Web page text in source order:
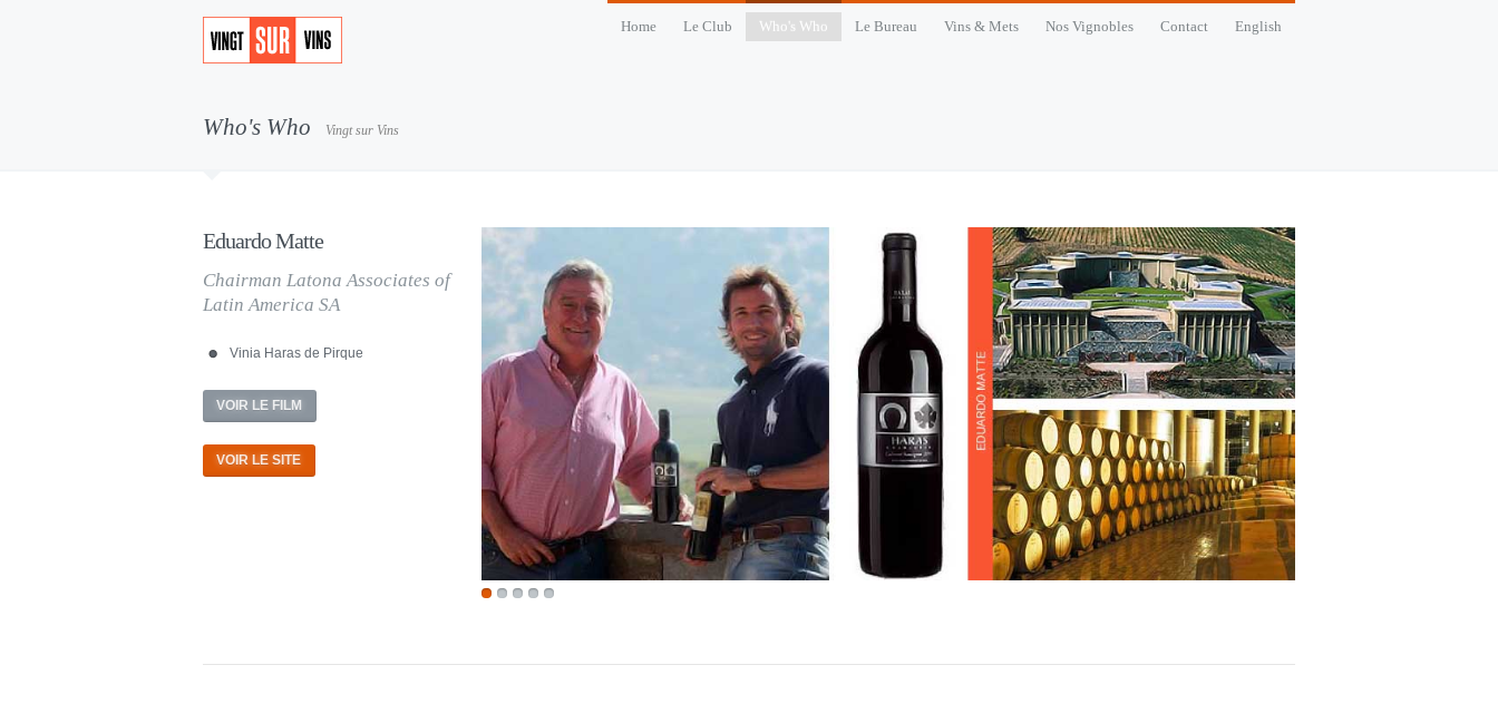
Home Le Club Who's Who Le Bureau Vins & Mets Nos Vignobles Contact English
Who's Who Vingt sur Vins
Eduardo Matte
Chairman Latona Associates of
Latin America SA
Vinia Haras de Pirque
VOIR LE FILM
VOIR LE SITE